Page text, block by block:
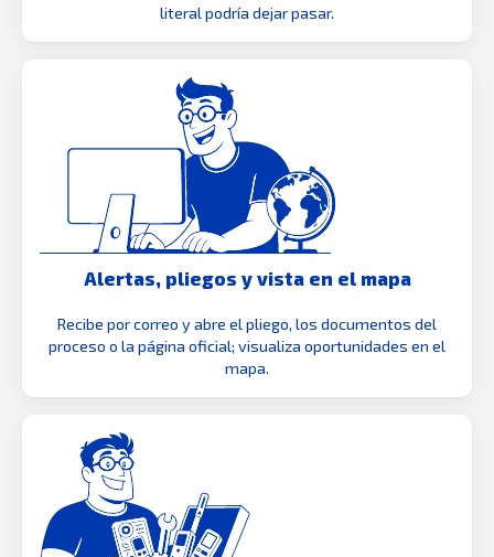
literal podría dejar pasar.
Alertas, pliegos y vista en el mapa
Recibe por correo y abre el pliego, los documentos del
proceso o la página oficial; visualiza oportunidades en el
mapa.